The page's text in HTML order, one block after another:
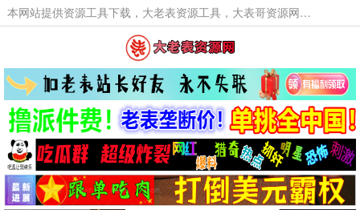
本网站提供资源工具下载，大老表资源工具，大表哥资源网软件工具，大老表资源下载，活动线报福利资源分享,活动线报，大型网游经典游戏，网络热门技术游戏辅助交流与分享。